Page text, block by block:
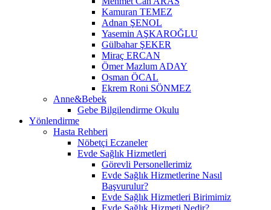
Kamuran TEMEZ
Adnan ŞENOL
Yasemin AŞKAROĞLU
Gülbahar ŞEKER
Miraç ERCAN
Ömer Mazlum ADAY
Osman ÖCAL
Ekrem Roni SÖNMEZ
Anne&Bebek
Gebe Bilgilendirme Okulu
Yönlendirme
Hasta Rehberi
Nöbetçi Eczaneler
Evde Sağlık Hizmetleri
Görevli Personellerimiz
Evde Sağlık Hizmetlerine Nasıl
Başvurulur?
Evde Sağlık Hizmetleri Birimimiz
Evde Sağlık Hizmeti Nedir?